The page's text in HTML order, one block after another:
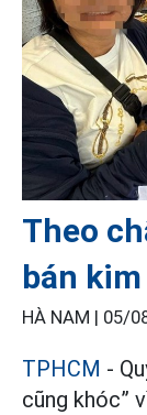
Theo
bán
HÀ NAM | 05/
TPHCM -
cũng khóc”